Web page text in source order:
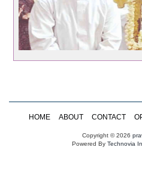
HOME ABOUT CONTACT
Copyright © 2026
Powered ByTechnovia